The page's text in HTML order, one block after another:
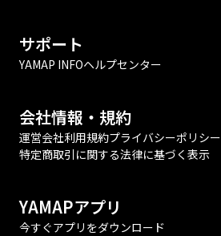
サポート
YAMAP INFOヘルプセンター
会社情報・規約
運営会社利用規約プライバシーポリシー
特定商取引に関する法律に基づく表示
YAMAPアプリ
今すぐアプリをダウンロード